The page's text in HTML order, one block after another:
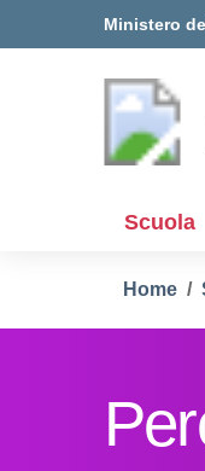
Ministero
scuola
Scuola
Home